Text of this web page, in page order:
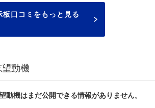
口コミをもっと見る
動機
機はまだ公開できる情報がありません。